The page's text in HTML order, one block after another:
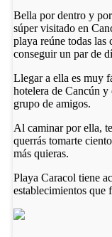
Bella por dentro y
súper visitado en
playa reúne todas las
conseguir un par de
Llegar a ella es muy
hotelera de Cancún
grupo de amigos.
Al caminar por ella,
querrás tomarte
más quieras.
Playa Caracol tiene
establecimientos que